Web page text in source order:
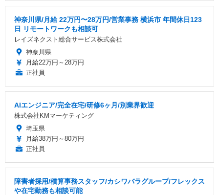
神奈川県/月給 22万円〜28万円/営業事務 横浜市 年間休日123
日 リモートワークも相談可
レイズネクスト総合サービス株式会社
神奈川県
月給22万円～28万円
正社員
AIエンジニア/完全在宅/研修6ヶ月/別業界歓迎
株式会社KMマーケティング
埼玉県
月給38万円～80万円
正社員
障害者採用/積算事務スタッフ/カシワバラグループ/フレックス
や在宅勤務も相談可能